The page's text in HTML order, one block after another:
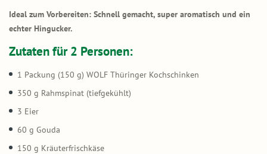
Ideal zum Vorbereiten: Schnell gemacht, super aromatisch und ein
echter Hingucker.
Zutaten für 2 Personen:
1 Packung (150 g) WOLF Thüringer Kochschinken
350 g Rahmspinat (tiefgekühlt)
3 Eier
60 g Gouda
150 g Kräuterfrischkäse